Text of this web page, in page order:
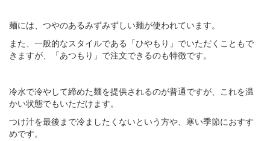
麺には、つやのあるみずみずしい麺が使われています。
また、一般的なスタイルである「ひやもり」でいただくこともで
きますが、「あつもり」で注文できるのも特徴です。
冷水で冷やして締めた麺を提供されるのが普通ですが、これを温
かい状態でもいただけます。
つけ汁を最後まで冷ましたくないという方や、寒い季節におすす
めです。